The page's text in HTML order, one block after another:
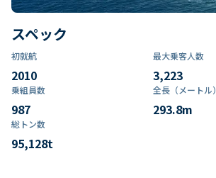
スペック
初就航
2010
最大乗客人数
3,223
乗組員数​
987
全長（メートル）
293.8m
総トン数​
95,128t